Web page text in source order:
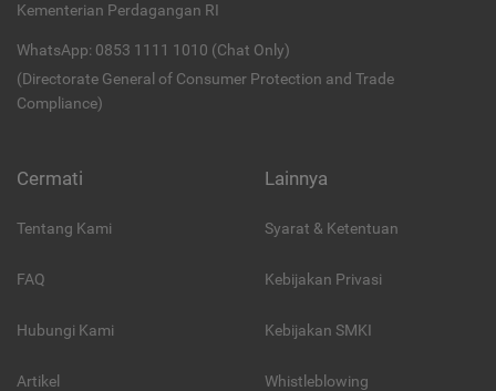
Kementerian Perdagangan RI
WhatsApp: 0853 1111 1010 (Chat Only)
(Directorate General of Consumer Protection and Trade
Compliance)
Cermati
Tentang Kami
FAQ
Hubungi Kami
Artikel
Lainnya
Syarat & Ketentuan
Kebijakan Privasi
Kebijakan SMKI
Whistleblowing